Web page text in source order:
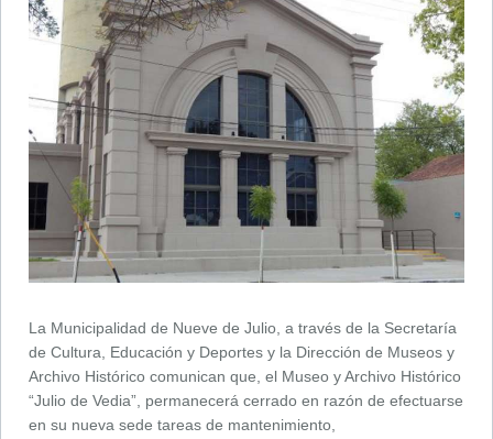
La Municipalidad de Nueve de Julio, a través de la Secretaría
de Cultura, Educación y Deportes y la Dirección de Museos y
Archivo Histórico comunican que, el Museo y Archivo Histórico
“Julio de Vedia”, permanecerá cerrado en razón de efectuarse
en su nueva sede tareas de mantenimiento,